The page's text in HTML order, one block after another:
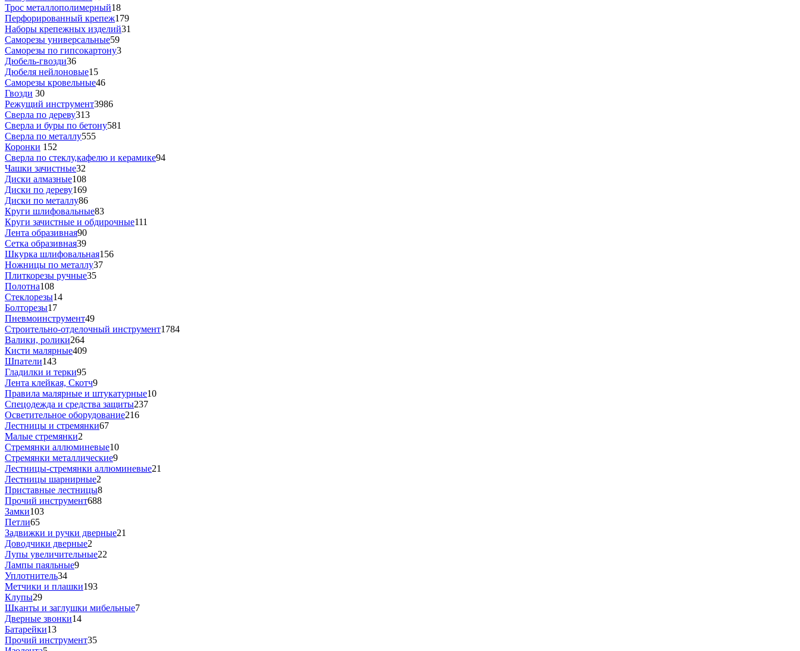
Трос металлополимерный18
Перфорированный крепеж179
Наборы крепежных изделий31
Саморезы универсальные59
Саморезы по гипсокартону3
Дюбель-гвозди36
Дюбеля нейлоновые15
Саморезы кровельные46
Гвозди 30
Режущий инструмент3986
Сверла по дереву313
Сверла и буры по бетону581
Сверла по металлу555
Коронки 152
Сверла по стеклу,кафелю и керамике94
Чашки зачистные32
Диски алмазные108
Диски по дереву169
Диски по металлу86
Круги шлифовальные83
Круги зачистные и обдирочные111
Лента образивная90
Сетка образивная39
Шкурка шлифовальная156
Ножницы по металлу37
Плиткорезы ручные35
Полотна108
Стеклорезы14
Болторезы17
Пневмоинструмент49
Строительно-отделочный инструмент1784
Валики, ролики264
Кисти малярные409
Шпатели143
Гладилки и терки95
Лента клейкая, Скотч9
Правила малярные и штукатурные10
Спецодежда и средства защиты237
Осветительное оборудование216
Лестницы и стремянки67
Малые стремянки2
Стремянки аллюминевые10
Стремянки металлические9
Лестницы-стремянки аллюминевые21
Лестницы шарнирные2
Приставные лестницы8
Прочий инструмент688
Замки103
Петли65
Задвижки и ручки дверные21
Доводчики дверные2
Лупы увеличительные22
Лампы паяльные9
Уплотнитель34
Метчики и плашки193
Клупы29
Шканты и заглушки мибельные7
Дверные звонки14
Батарейки13
Прочий инструмент35